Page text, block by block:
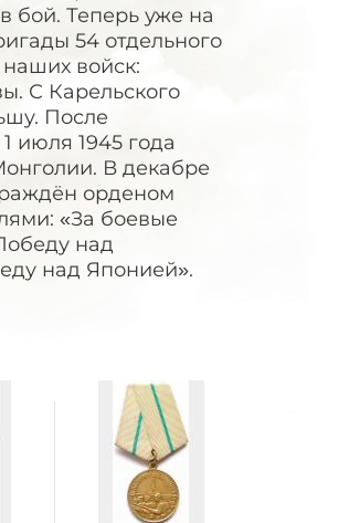
бой. Теперь уже на
54 отдельного
войск:
С Карельского
После
июля 1945 года
В декабре
орденом
«За боевые
над
над Японией».